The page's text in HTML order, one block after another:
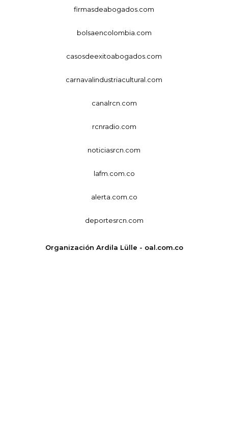
firmasdeabogados.com
bolsaencolombia.com
casosdeexitoabogados.com
carnavalindustriacultural.com
canalrcn.com
rcnradio.com
noticiasrcn.com
lafm.com.co
alerta.com.co
deportesrcn.com
Organización Ardila Lülle - oal.com.co